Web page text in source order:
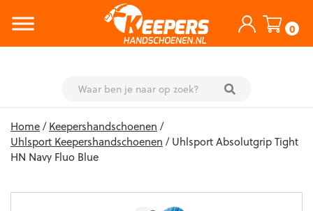
0
content
Home/Keepershandschoenen /
Uhlsport Keepershandschoenen / Uhlsport Absolutgrip Tight
HN Navy Fluo Blue